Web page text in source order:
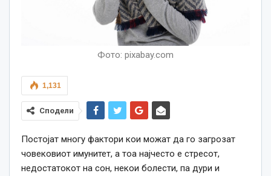
Фото: pixabay.com
1,131
Сподели
Постојат многу фактори кои можат да го загрозат
човековиот имунитет, а тоа најчесто е стресот,
недостатокот на сон, некои болести, па дури и